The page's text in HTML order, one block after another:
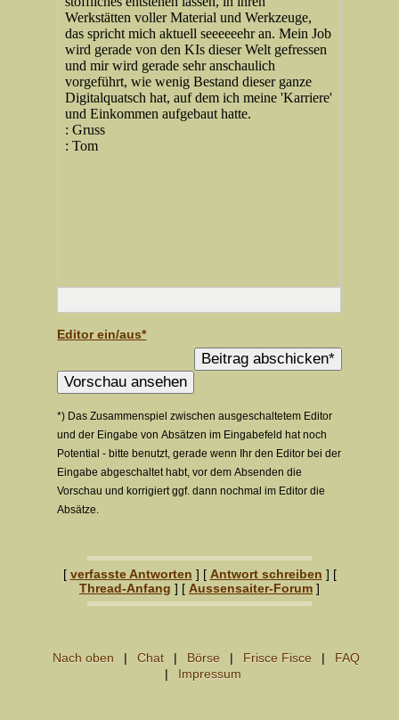
Editor ein/aus*
*) Das Zusammenspiel zwischen ausgeschaltetem Editor
und der Eingabe von Absätzen im Eingabefeld hat noch
Potential - bitte benutzt, gerade wenn Ihr den Editor bei der
Eingabe abgeschaltet habt, vor dem Absenden die
Vorschau und korrigiert ggf. dann nochmal im Editor die
Absätze.
[ verfasste Antworten ] [ Antwort schreiben ] [
Thread-Anfang ] [ Aussensaiter-Forum ]
Nach oben Chat Börse Frisce Fisce
FAQ
Impressum